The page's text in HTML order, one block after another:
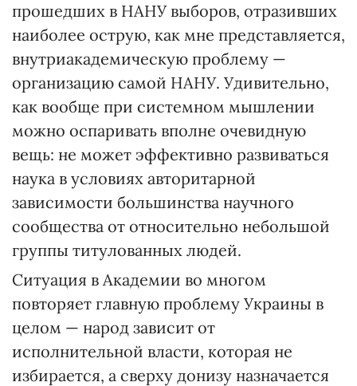
прошедших в НАНУ выборов, отразивших
наиболее острую, как мне представляется,
внутриакадемическую проблему —
организацию самой НАНУ. Удивительно,
как вообще при системном мышлении
можно оспаривать вполне очевидную
вещь: не может эффективно развиваться
наука в условиях авторитарной
зависимости большинства научного
сообщества от относительно небольшой
группы титулованных людей.
Ситуация в Академии во многом
повторяет главную проблему Украины в
целом — народ зависит от
исполнительной власти, которая не
избирается, а сверху донизу назначается